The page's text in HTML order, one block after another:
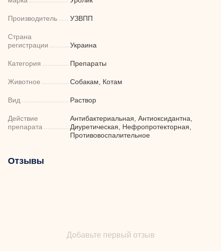
Производитель УЗВПП
Страна
регистрации
Украина
Категория Препараты
Животное Собакам, Котам
Вид Раствор
Действие
препарата
Антибактериальная, Антиоксидантна,
Диуретическая, Нефропротекторная,
Противовоспалительное
Отзывы
Добавьте первый отзыв